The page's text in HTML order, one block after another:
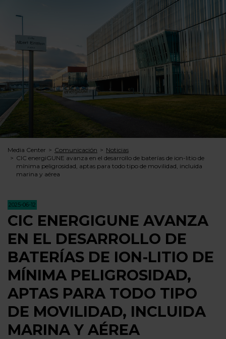
Media Center Comunicación
Noticias
CIC energiGUNE avanza en el desarrollo de baterías de ion-litio de
mínima peligrosidad, aptas para todo tipo de movilidad, incluida
marina y aérea
2025-06-12
CIC ENERGIGUNE AVANZA
EN EL DESARROLLO DE
BATERÍAS DE ION-LITIO DE
MÍNIMA PELIGROSIDAD,
APTAS PARA TODO TIPO
DE MOVILIDAD, INCLUIDA
MARINA Y AÉREA